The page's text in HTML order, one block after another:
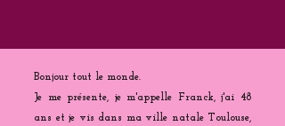
Bonjour tout le monde.
Je me présente, je m'appelle Franck, j'ai 48
ans et je vis dans ma ville natale Toulouse,